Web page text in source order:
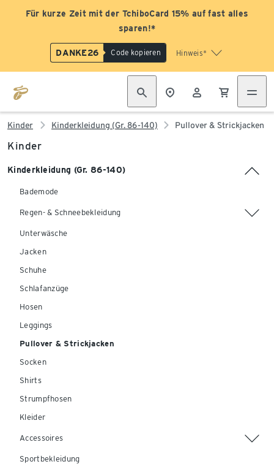
Für kurze Zeit mit der TchiboCard 15% auf fast alles
sparen!*
DANKE26 Code kopieren Hinweis*
Kinder Kinderkleidung (Gr. 86-140) Pullover & Strickjacken
Kinder
Kinderkleidung (Gr. 86-140)
Bademode
Regen- & Schneebekleidung
Unterwäsche
Jacken
Schuhe
Schlafanzüge
Hosen
Leggings
Pullover & Strickjacken
Socken
Shirts
Strumpfhosen
Kleider
Accessoires
Sportbekleidung